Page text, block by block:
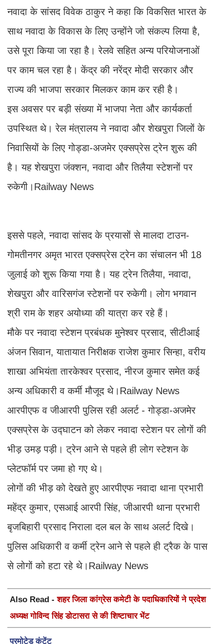
नवादा के सांसद विवेक ठाकुर ने कहा कि विकसित भारत के
साथ नवादा के विकास के लिए उन्होंने जो संकल्प लिया है,
उसे पूरा किया जा रहा है। रेलवे सहित अन्य परियोजनाओं
पर काम चल रहा है। केंद्र की नरेंद्र मोदी सरकार और
राज्य की भाजपा सरकार मिलकर काम कर रही है।
इस अवसर पर बड़ी संख्या में भाजपा नेता और कार्यकर्ता
उपस्थित थे। रेल मंत्रालय ने नवादा और शेखपुरा जिलों के
निवासियों के लिए गोड्डा-अजमेर एक्सप्रेस ट्रेन शुरू की
है। यह शेखपुरा जंक्शन, नवादा और तिलैया स्टेशनों पर
रुकेगी।Railway News
इससे पहले, नवादा सांसद के प्रयासों से मालदा टाउन-
गोमतीनगर अमृत भारत एक्सप्रेस ट्रेन का संचालन भी 18
जुलाई को शुरू किया गया है। यह ट्रेन तिलैया, नवादा,
शेखपुरा और वारिसगंज स्टेशनों पर रुकेगी। लोग भगवान
श्री राम के शहर अयोध्या की यात्रा कर रहे हैं।
मौके पर नवादा स्टेशन प्रबंधक मुनेश्वर प्रसाद, सीटीआई
अंजन सिवान, यातायात निरीक्षक राजेश कुमार सिन्हा, वरीय
शाखा अभियंता तारकेश्वर प्रसाद, नीरज कुमार समेत कई
अन्य अधिकारी व कर्मी मौजूद थे।Railway News
आरपीएफ व जीआरपी पुलिस रही अलर्ट - गोड्डा-अजमेर
एक्सप्रेस के उद्घाटन को लेकर नवादा स्टेशन पर लोगों की
भीड़ उमड़ पड़ी। ट्रेन आने से पहले ही लोग स्टेशन के
प्लेटफॉर्म पर जमा हो गए थे।
लोगों की भीड़ को देखते हुए आरपीएफ नवादा थाना प्रभारी
महेंद्र कुमार, एसआई आरपी सिंह, जीआरपी थाना प्रभारी
बृजबिहारी प्रसाद निराला दल बल के साथ अलर्ट दिखे।
पुलिस अधिकारी व कर्मी ट्रेन आने से पहले ही ट्रैक के पास
से लोगों को हटा रहे थे।Railway News
Also Read -शहर जिला कांग्रेस कमेटी के पदाधिकारियों ने प्रदेश
अध्यक्ष गोविन्द सिंह डोटासरा से की शिष्टाचार भेंट